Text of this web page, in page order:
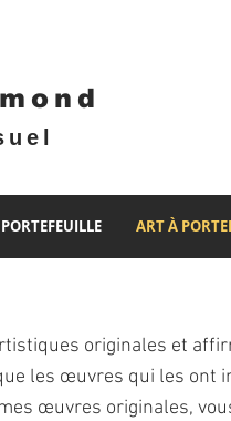
PORTEFEUILLE ART À
originales et
les œuvres qui les ont
œuvres originales,